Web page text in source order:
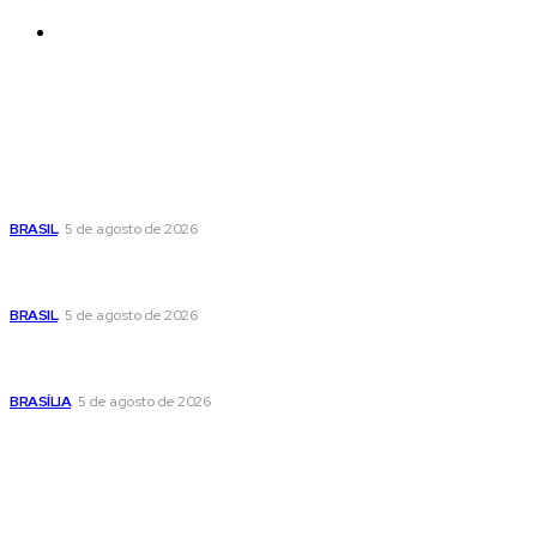
BRASIL 5 de agosto de 2026
BRASIL 5 de agosto de 2026
BRASÍLIA 5 de agosto de 2026